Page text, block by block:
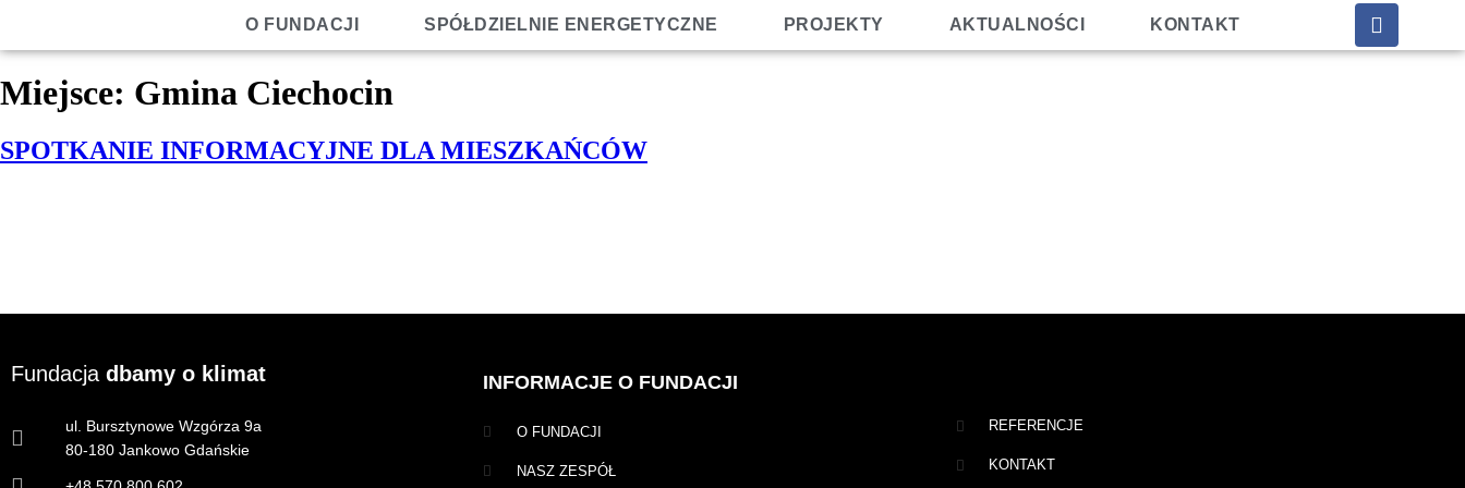
O FUNDACJI SPÓŁDZIELNIE ENERGETYCZNE PROJEKTY AKTUALNOŚCI KONTAKT
Miejsce: Gmina Ciechocin
SPOTKANIE INFORMACYJNE DLA MIESZKAŃCÓW
Fundacja dbamy o klimat
ul. Bursztynowe Wzgórza 9a
80-180 Jankowo Gdańskie
INFORMACJE O FUNDACJI
O FUNDACJI
NASZ ZESPÓŁ
REFERENCJE
KONTAKT